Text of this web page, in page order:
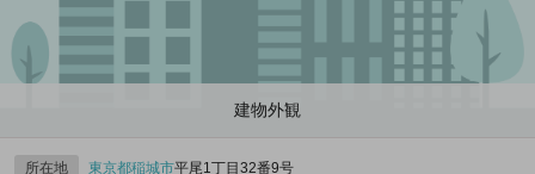
建物外観
所在地 東京都稲城市平尾1丁目32番9号